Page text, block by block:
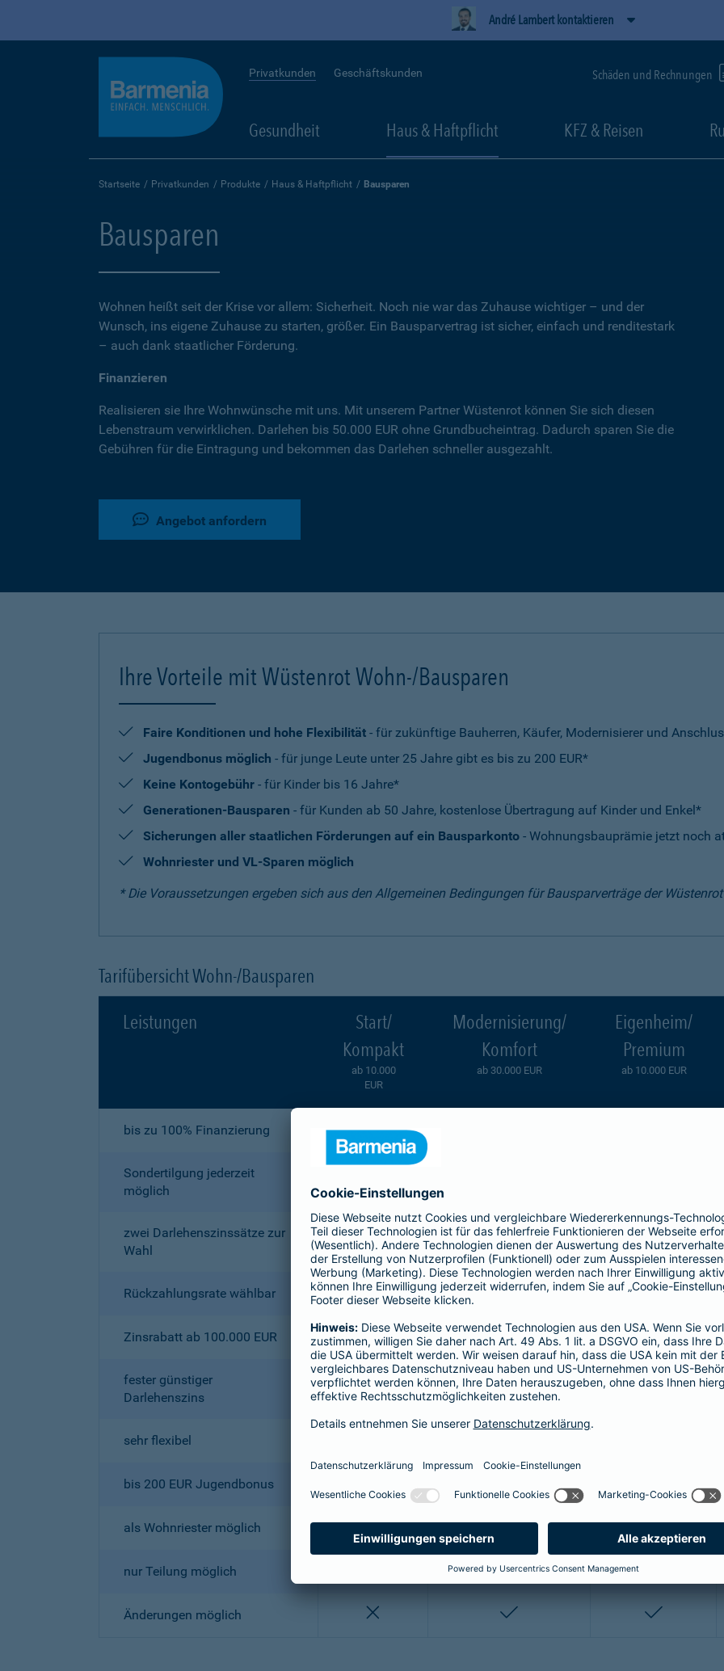
André Lambert kontaktieren
Privatkunden Geschäftskunden Schäden und Rechnungen
Gesundheit Haus & Haftpflicht KFZ & Reisen
Startseite Privatkunden Produkte Haus & Haftpflicht Bausparen
Bausparen
Wohnen heißt seit der Krise vor allem: Sicherheit. Noch nie war das Zuhause wichtiger – und der
Wunsch, ins eigene Zuhause zu starten, größer. Ein Bausparvertrag ist sicher, einfach und renditestark
– auch dank staatlicher Förderung.
Finanzieren
Realisieren sie Ihre Wohnwünsche mit uns. Mit unserem Partner Wüstenrot können Sie sich diesen
Lebenstraum verwirklichen. Darlehen bis 50.000 EUR ohne Grundbucheintrag. Dadurch sparen Sie die
Gebühren für die Eintragung und bekommen das Darlehen schneller ausgezahlt.
Angebot anfordern
Ihre Vorteile mit Wüstenrot Wohn-/Bausparen
Faire Konditionen und hohe Flexibilität - für zukünftige Bauherren, Käufer, Modernisierer und
Jugendbonus möglich - für junge Leute unter 25 Jahre gibt es bis zu 200 EUR*
Keine Kontogebühr - für Kinder bis 16 Jahre*
Generationen-Bausparen - für Kunden ab 50 Jahre, kostenlose Übertragung auf Kinder und Enkel*
Sicherungen aller staatlichen Förderungen auf ein Bausparkonto - Wohnungsbauprämie jetzt noch
Wohnriester und VL-Sparen möglich
* Die Voraussetzungen ergeben sich aus den Allgemeinen Bedingungen für Bausparverträge der
Tarifübersicht Wohn-/Bausparen
Leistungen
Start/
Kompakt
ab 10.000
EUR
Modernisierung/
Komfort
ab 30.000 EUR
Eigenheim/
Premium
ab 10.000 EUR
bis zu 100% Finanzierung enthalten
Sondertilgung jederzeit
möglich
zwei Darlehenszinssätze zur
Wahl
nicht enthalten enthalten enthalten
Rückzahlungsrate wählbar nicht enthalten nicht enthalten enthalten
Zinsrabatt ab 100.000 EUR nicht enthalten nicht enthalten enthalten
fester günstiger
Darlehenszins
enthalten enthalten enthalten
sehr flexibel
bis 200 EUR Jugendbonus
als Wohnriester möglich nicht enthalten nicht enthalten enthalten
nur Teilung möglich nicht enthalten
Änderungen möglich enthalten enthalten